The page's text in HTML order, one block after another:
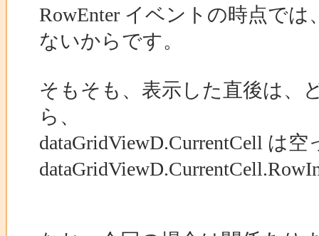
RowEnter イベントの時点で
ないからです。
そもそも、表示した直後は、
ら、
dataGridViewD.CurrentCell は